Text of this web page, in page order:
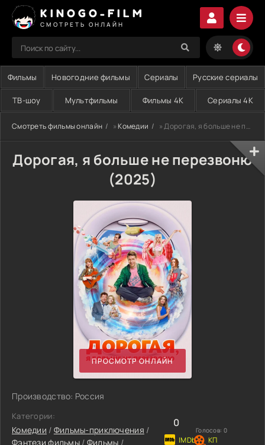
KINOGO-FILM
СМОТРЕТЬ ОНЛАЙН
Фильмы Новогодние фильмы Сериалы Русские сериалы
ТВ-шоу Мультфильмы Фильмы 4K Сериалы 4K
Смотреть фильмы онлайн »Комедии » Дорогая, я больше не перезвоню (2025)
Дорогая, я больше не перезвоню
(2025)
ПРОСМОТР ОНЛАЙН
Производство: Россия
Категории:
Комедии / Фильмы-приключения /
Фэнтези фильмы/ Фильмы /
0
Голосов: 0